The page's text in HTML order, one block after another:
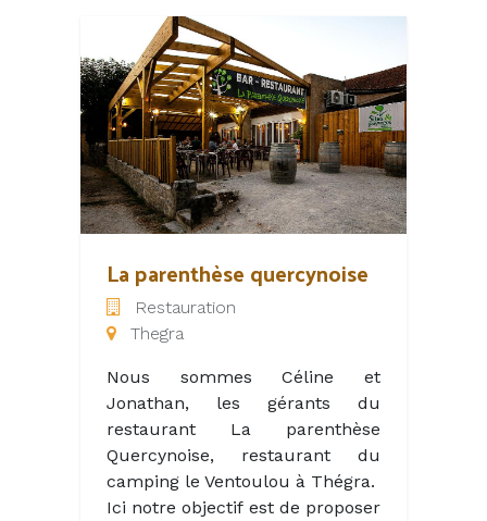
La parenthèse quercynoise
Restauration
Thegra
Nous sommes Céline et
Jonathan, les gérants du
restaurant La parenthèse
Quercynoise, restaurant du
camping le Ventoulou à Thégra.
Ici notre objectif est de proposer